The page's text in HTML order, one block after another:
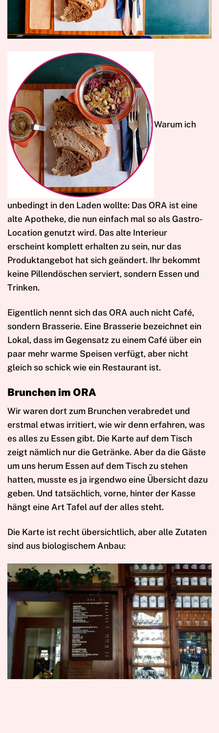
Warum ich
unbedingt in den Laden wollte: Das ORA ist eine
alte Apotheke, die nun einfach mal so als Gastro-
Location genutzt wird. Das alte Interieur
erscheint komplett erhalten zu sein, nur das
Produktangebot hat sich geändert. Ihr bekommt
keine Pillendöschen serviert, sondern Essen und
Trinken.
Eigentlich nennt sich das ORA auch nicht Café,
sondern Brasserie. Eine Brasserie bezeichnet ein
Lokal, dass im Gegensatz zu einem Café über ein
paar mehr warme Speisen verfügt, aber nicht
gleich so schick wie ein Restaurant ist.
Brunchen im ORA
Wir waren dort zum Brunchen verabredet und
erstmal etwas irritiert, wie wir denn erfahren, was
es alles zu Essen gibt. Die Karte auf dem Tisch
zeigt nämlich nur die Getränke. Aber da die Gäste
um uns herum Essen auf dem Tisch zu stehen
hatten, musste es ja irgendwo eine Übersicht dazu
geben. Und tatsächlich, vorne, hinter der Kasse
hängt eine Art Tafel auf der alles steht.
Die Karte ist recht übersichtlich, aber alle Zutaten
sind aus biologischem Anbau: